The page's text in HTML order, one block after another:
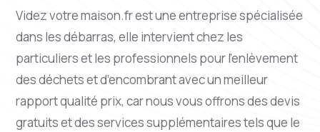
Videz votre maison.fr est une entreprise spécialisée
dans les débarras, elle intervient chez les
particuliers et les professionnels pour l’enlèvement
des déchets et d’encombrant avec un meilleur
rapport qualité prix, car nous vous offrons des devis
gratuits et des services supplémentaires tels que le